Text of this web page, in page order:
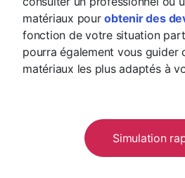
matériaux pourobtenir des
fonction de votre situation
pourra également vous guider
matériaux les plus adaptés à
Simulation